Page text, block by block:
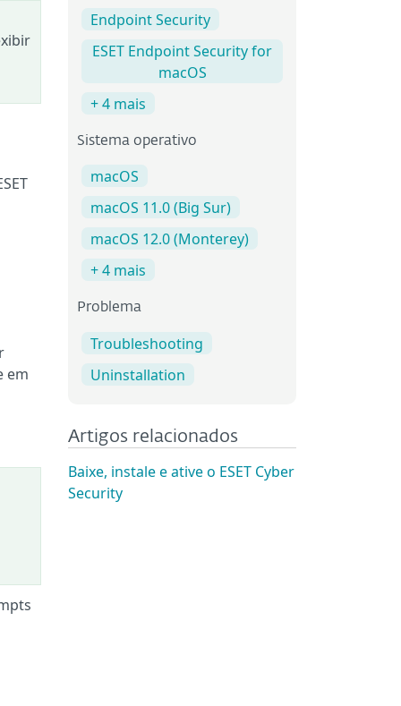
em
Endpoint Security
ESET Endpoint Security for
macOS
+ 4 mais
Sistema operativo
macOS
macOS 11.0 (Big Sur)
macOS 12.0 (Monterey)
+ 4 mais
Problema
Troubleshooting
Uninstallation
Artigos relacionados
Baixe, instale e ative o ESET Cyber
Security